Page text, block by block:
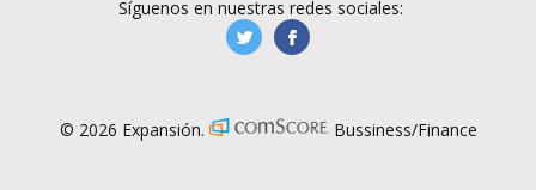
Síguenos en nuestras redes sociales:
manufacturaGE
© 2026 Expansión. Bussiness/Finance